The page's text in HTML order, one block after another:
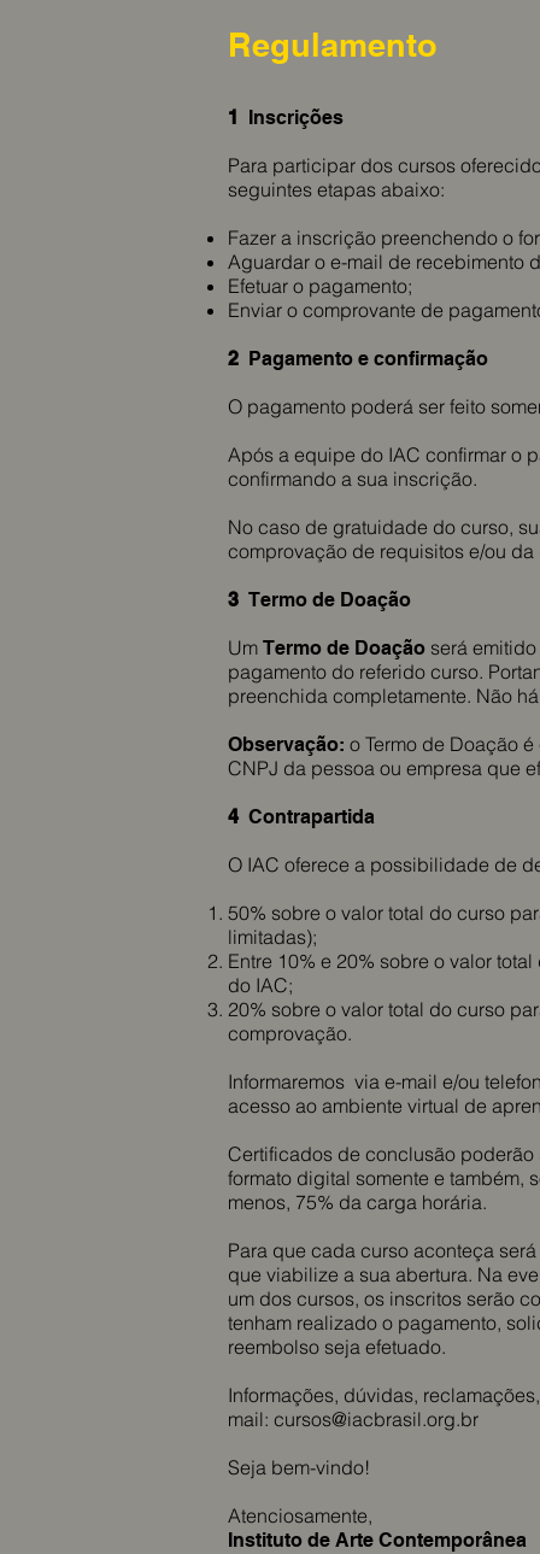
Regulamento
1 Inscrições
Para participar dos cursos
seguintes etapas abaixo:
Fazer a inscrição preenchendo o
Aguardar o e-mail de recebimento
Efetuar o pagamento;
Enviar o comprovante de
2 Pagamento e confirmação
O pagamento poderá ser feito
Após a equipe do IAC confirmar o
confirmando a sua inscrição.
No caso de gratuidade do curso,
comprovação de requisitos e/ou
3 Termo de Doação
Um Termo de Doação será
pagamento do referido curso.
preenchida completamente. Não
Observação: o Termo de Doação
CNPJ da pessoa ou empresa que
4 Contrapartida
O IAC oferece a possibilidade de
50% sobre o valor total do curso
limitadas);
Entre 10% e 20% sobre o valor
do IAC;
20% sobre o valor total do curso
comprovação.
Informaremos via e-mail e/ou
acesso ao ambiente virtual de
Certificados de conclusão
formato digital somente e também,
menos, 75% da carga horária.
Para que cada curso aconteça
que viabilize a sua abertura. Na
um dos cursos, os inscritos serão
tenham realizado o pagamento,
reembolso seja efetuado.
Informações, dúvidas,
mail: cursos@iacbrasil.org.br
Seja bem-vindo!
Atenciosamente,
Instituto de Arte Contemporânea